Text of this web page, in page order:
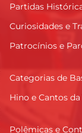
Partidas
Curiosidades e
Patrocínios e
Categorias de
Hino e Cantos
Polêmicas e